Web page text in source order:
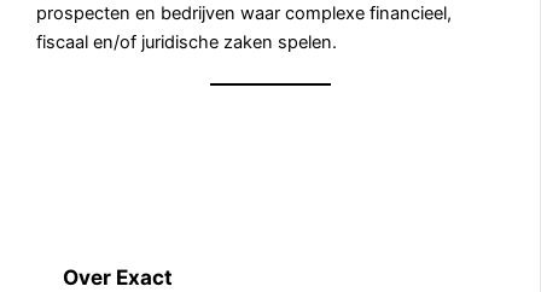
prospecten en bedrijven waar complexe financieel,
fiscaal en/of juridische zaken spelen.
Over Exact